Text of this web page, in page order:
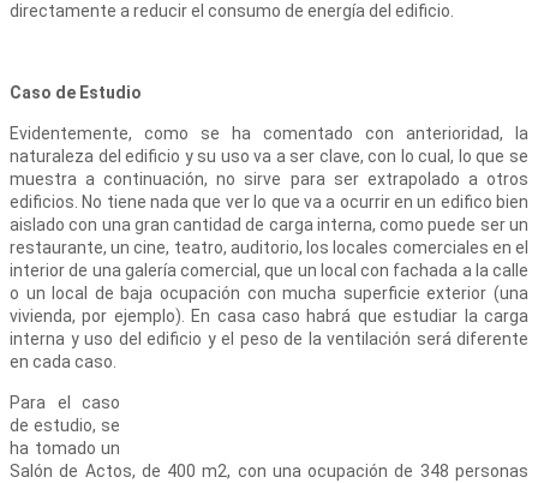
directamente a reducir el consumo de energía del edificio.
Caso de Estudio
Evidentemente, como se ha comentado con anterioridad, la
naturaleza del edificio y su uso va a ser clave, con lo cual, lo que se
muestra a continuación, no sirve para ser extrapolado a otros
edificios. No tiene nada que ver lo que va a ocurrir en un edifico bien
aislado con una gran cantidad de carga interna, como puede ser un
restaurante, un cine, teatro, auditorio, los locales comerciales en el
interior de una galería comercial, que un local con fachada a la calle
o un local de baja ocupación con mucha superficie exterior (una
vivienda, por ejemplo). En casa caso habrá que estudiar la carga
interna y uso del edificio y el peso de la ventilación será diferente
en cada caso.
Para el caso
de estudio, se
ha tomado un
Salón de Actos, de 400 m2, con una ocupación de 348 personas